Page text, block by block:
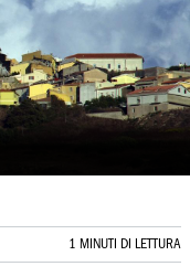
1 MINUTI DI LETTURA